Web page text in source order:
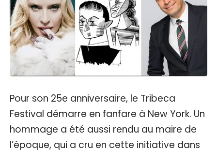
Pour son 25e anniversaire, le Tribeca
Festival démarre en fanfare à New York. Un
hommage a été aussi rendu au maire de
l’époque, qui a cru en cette initiative dans